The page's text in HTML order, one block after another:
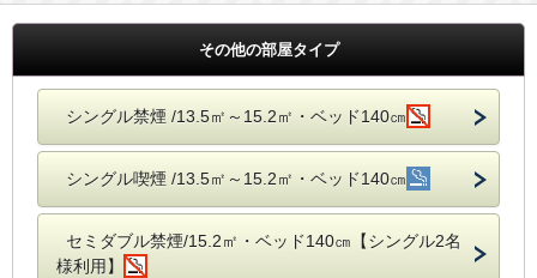
その他の部屋タイプ
シングル禁煙 /13.5㎡～15.2㎡・ベッド140㎝
シングル喫煙 /13.5㎡～15.2㎡・ベッド140㎝
セミダブル禁煙/15.2㎡・ベッド140㎝【シングル2名
様利用】